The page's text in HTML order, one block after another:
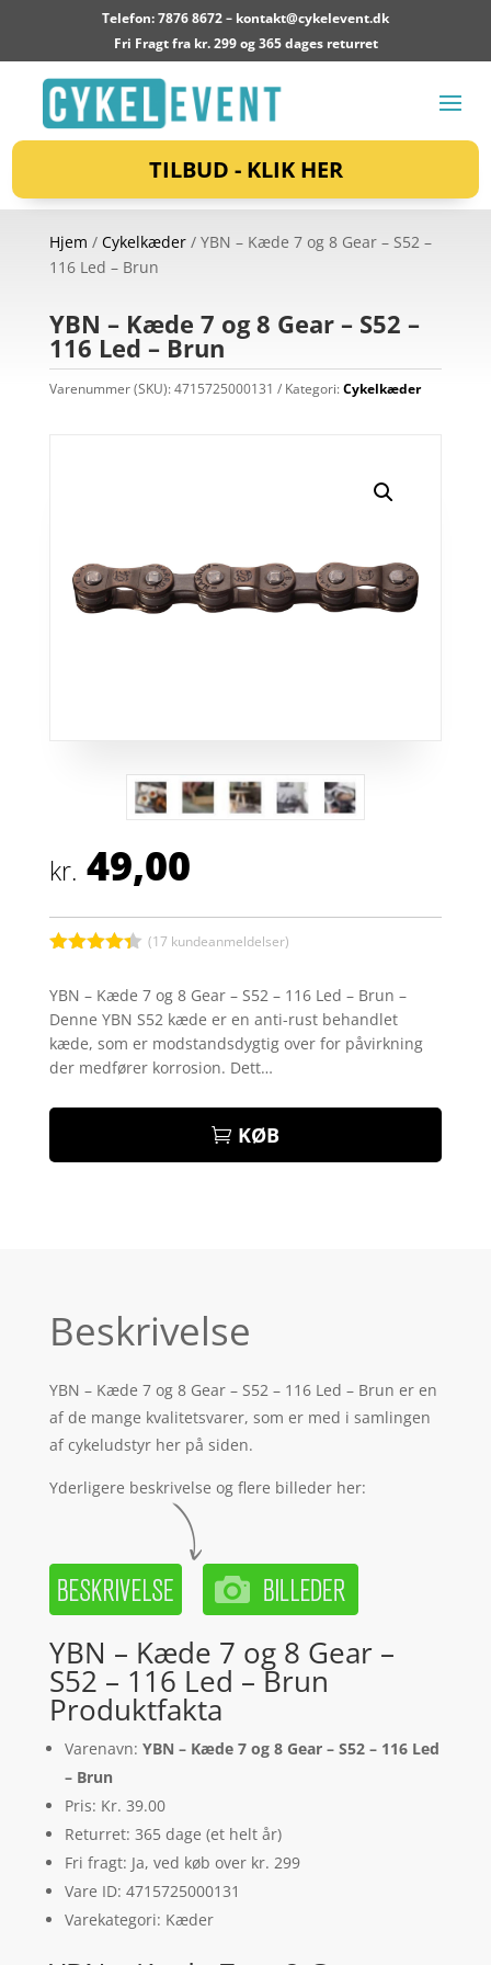
Telefon: 7876 8672 – kontakt@cykelevent.dk
Fri Fragt fra kr. 299 og 365 dages returret
TILBUD - KLIK HER
Hjem / Cykelkæder/ YBN – Kæde 7 og 8 Gear – S52 –
116 Led – Brun
YBN – Kæde 7 og 8 Gear – S52 –
116 Led – Brun
Varenummer (SKU):4715725000131 Kategori:Cykelkæder
kr. 49,00
ud af 5
baseret
på
kundebedø
mmelser
(17 kundeanmeldelser)
YBN – Kæde 7 og 8 Gear – S52 – 116 Led – Brun –
Denne YBN S52 kæde er en anti-rust behandlet
kæde, som er modstandsdygtig over for påvirkning
der medfører korrosion. Dett…
KØB
Beskrivelse
YBN – Kæde 7 og 8 Gear – S52 – 116 Led – Brun er en
af de mange kvalitetsvarer, som er med i samlingen
af cykeludstyr her på siden.
Yderligere beskrivelse og flere billeder her:
YBN – Kæde 7 og 8 Gear –
S52 – 116 Led – Brun
Produktfakta
Varenavn: YBN – Kæde 7 og 8 Gear – S52 – 116 Led
– Brun
Pris: Kr. 39.00
Returret: 365 dage (et helt år)
Fri fragt: Ja, ved køb over kr. 299
Vare ID: 4715725000131
Varekategori: Kæder